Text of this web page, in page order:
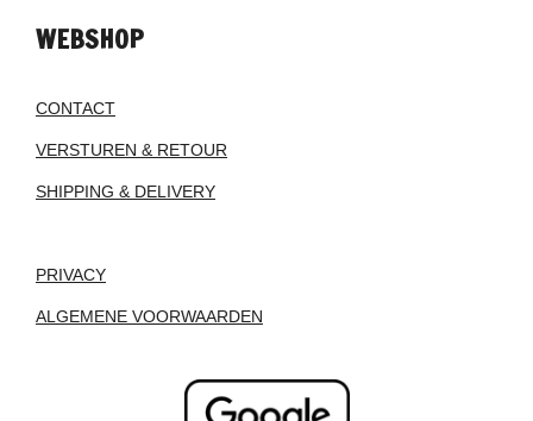
WEBSHOP
CONTACT
VERSTUREN & RETOUR
SHIPPING & DELIVERY
PRIVACY
ALGEMENE VOORWAARDEN